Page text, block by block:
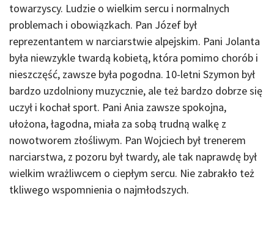
towarzyscy. Ludzie o wielkim sercu i normalnych
problemach i obowiązkach. Pan Józef był
reprezentantem w narciarstwie alpejskim. Pani Jolanta
była niewzykle twardą kobietą, która pomimo chorób i
nieszczęść, zawsze była pogodna. 10-letni Szymon był
bardzo uzdolniony muzycznie, ale też bardzo dobrze się
uczył i kochał sport. Pani Ania zawsze spokojna,
ułożona, łagodna, miała za sobą trudną walkę z
nowotworem złośliwym. Pan Wojciech był trenerem
narciarstwa, z pozoru był twardy, ale tak naprawdę był
wielkim wrażliwcem o ciepłym sercu. Nie zabrakło też
tkliwego wspomnienia o najmłodszych.